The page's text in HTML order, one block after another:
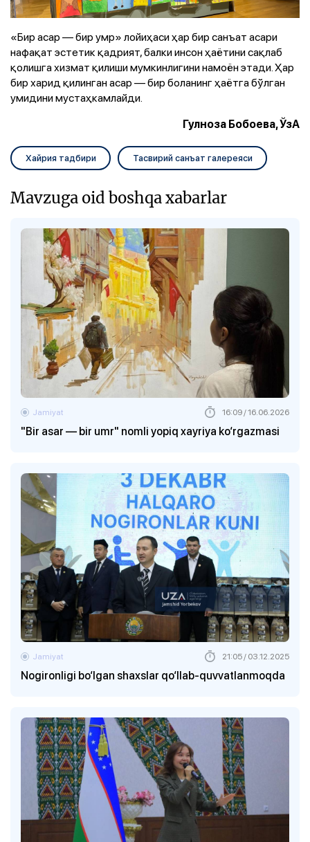
«Бир асар — бир умр» лойиҳаси ҳар бир санъат асари
нафақат эстетик қадрият, балки инсон ҳаётини сақлаб
қолишга хизмат қилиши мумкинлигини намоён этади. Ҳар
бир харид қилинган асар — бир боланинг ҳаётга бўлган
умидини мустаҳкамлайди.
Гулноза Бобоева, ЎзА
Хайрия тадбири Тасвирий санъат галереяси
Mavzuga oid boshqa xabarlar
"Bir asar — bir umr" nomli yopiq xayriya ko‘rgazmasi
Jamiyat 16:09 / 16.06.2026
Nogironligi bo‘lgan shaxslar qo‘llab-quvvatlanmoqda
Jamiyat 21:05 / 03.12.2025